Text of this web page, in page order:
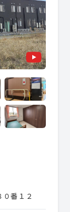
番１２